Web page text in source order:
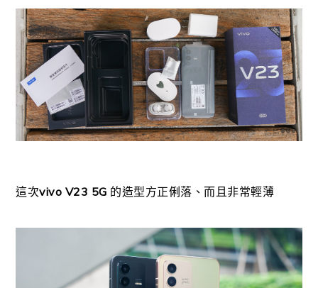
這次vivo V23 5G 的造型方正俐落、而且非常輕薄